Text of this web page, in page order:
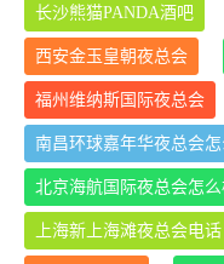
长沙熊猫PANDA酒吧
西安金玉皇朝夜总会
福州维纳斯国际夜总会
南昌环球嘉年华夜总会
北京海航国际夜总会怎
上海新上海滩夜总会电话